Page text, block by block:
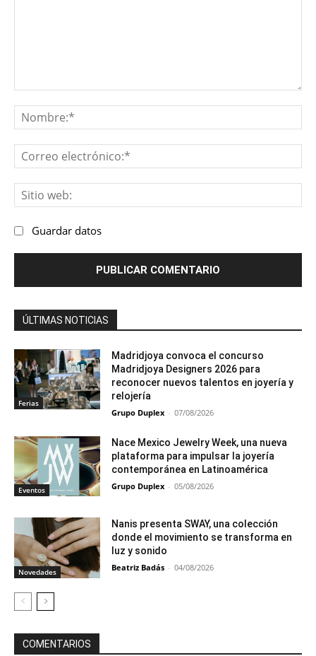
Guardar datos
ÚLTIMAS NOTICIAS
Ferias
Madridjoya convoca el concurso
Madridjoya Designers 2026 para
reconocer nuevos talentos en joyería y
relojería
Grupo Duplex - 07/08/2026
Eventos
Nace Mexico Jewelry Week, una nueva
plataforma para impulsar la joyería
contemporánea en Latinoamérica
Grupo Duplex - 05/08/2026
Novedades
Nanis presenta SWAY, una colección
donde el movimiento se transforma en
luz y sonido
Beatriz Badás - 04/08/2026
COMENTARIOS